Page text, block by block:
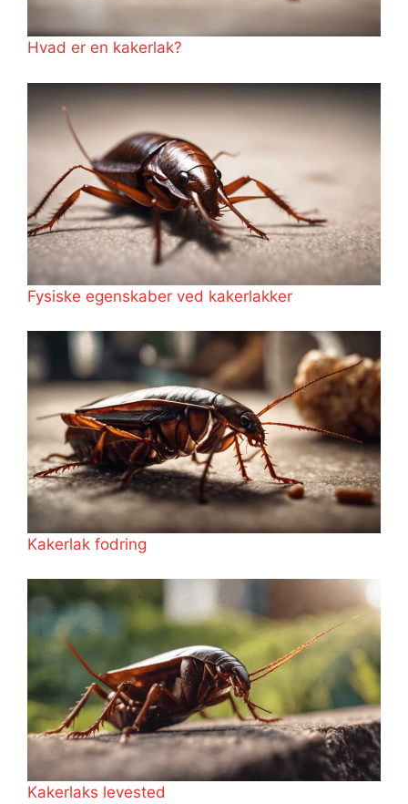
Hvad er en kakerlak?
Fysiske egenskaber ved kakerlakker
Kakerlak fodring
Kakerlaks levested